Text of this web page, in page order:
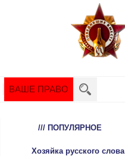
ВАШЕ ПРАВО
/// ПОПУЛЯРНОЕ
Хозяйка русского слова